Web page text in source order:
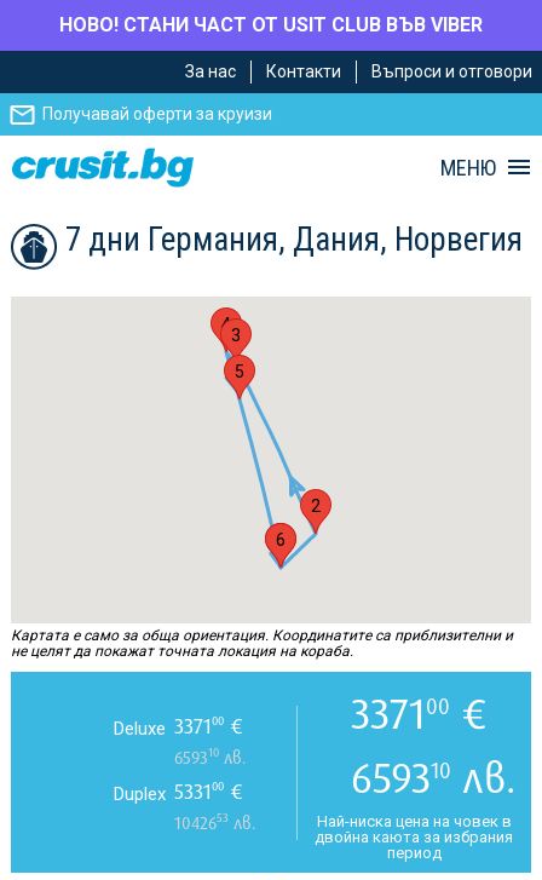
НОВО! СТАНИ ЧАСТ ОТ USIT CLUB ВЪВ VIBER
главното
съдържание
Навигацията
За нас Контакти Въпроси и отговори
Получавай оферти за круизи
МЕНЮ
7 дни Германия, Дания, Норвегия
1
2
3
4
5
6
Картата е само за обща ориентация. Координатите са приблизителни и
не целят да покажат точната локация на кораба.
Deluxe 337100€
659310лв.
Duplex 533100€
1042653 лв.
3371 00 €
659310 лв.
Най-ниска цена на човек в
двойна каюта за избрания
период